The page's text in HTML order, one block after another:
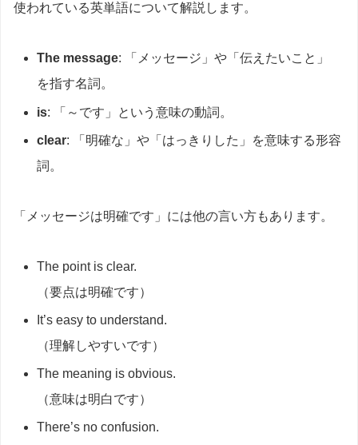
使われている英単語について解説します。
The message: 「メッセージ」や「伝えたいこと」
を指す名詞。
is: 「～です」という意味の動詞。
clear: 「明確な」や「はっきりした」を意味する形容
詞。
「メッセージは明確です」には他の言い方もあります。
The point is clear.
（要点は明確です）
It’s easy to understand.
（理解しやすいです）
The meaning is obvious.
（意味は明白です）
There’s no confusion.